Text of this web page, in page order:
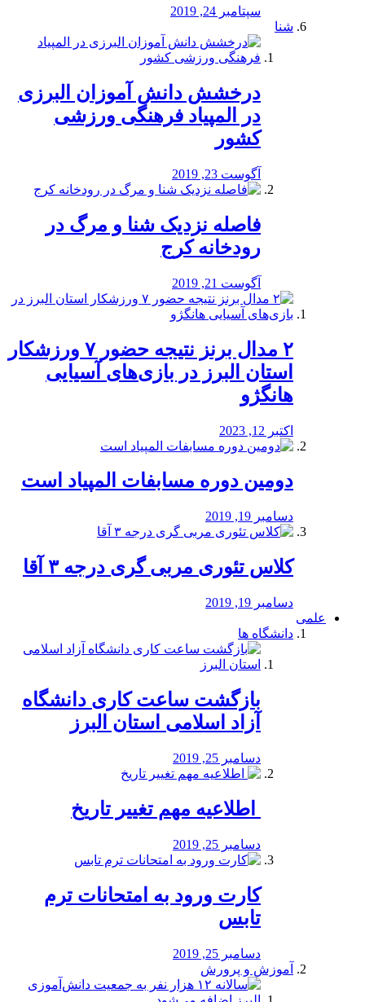
سپتامبر 24, 2019
شنا
درخشش دانش آموزان البرزی
در المپیاد فرهنگی ورزشی
کشور
آگوست 23, 2019
️فاصله نزدیک شنا و مرگ در
رودخانه کرج
آگوست 21, 2019
۲ مدال برنز نتیجه حضور ۷ ورزشکار
استان البرز در بازی‌های آسیایی
هانگژو
اکتبر 12, 2023
دومین دوره مسابفات المپیاد است
دسامبر 19, 2019
کلاس تئوری مربی گری درجه ۳ آقا
دسامبر 19, 2019
علمی
دانشگاه ها
بازگشت ساعت کاری دانشگاه
آزاد اسلامی استان البرز
دسامبر 25, 2019
️ اطلاعیه مهم تغییر تاریخ
دسامبر 25, 2019
کارت ورود به امتحانات ترم
تابس
دسامبر 25, 2019
آموزش و پرورش